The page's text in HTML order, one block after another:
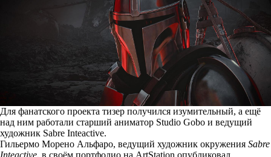
Для фанатского проекта тизер получился изумительный, а ещё
над ним работали старший аниматор Studio Gobo и ведущий
художник Sabre Inteactive.
Гильермо Морено Альфаро, ведущий художник окружения Sabre
Inteactive, в своём портфолио на ArtStation опубликовал